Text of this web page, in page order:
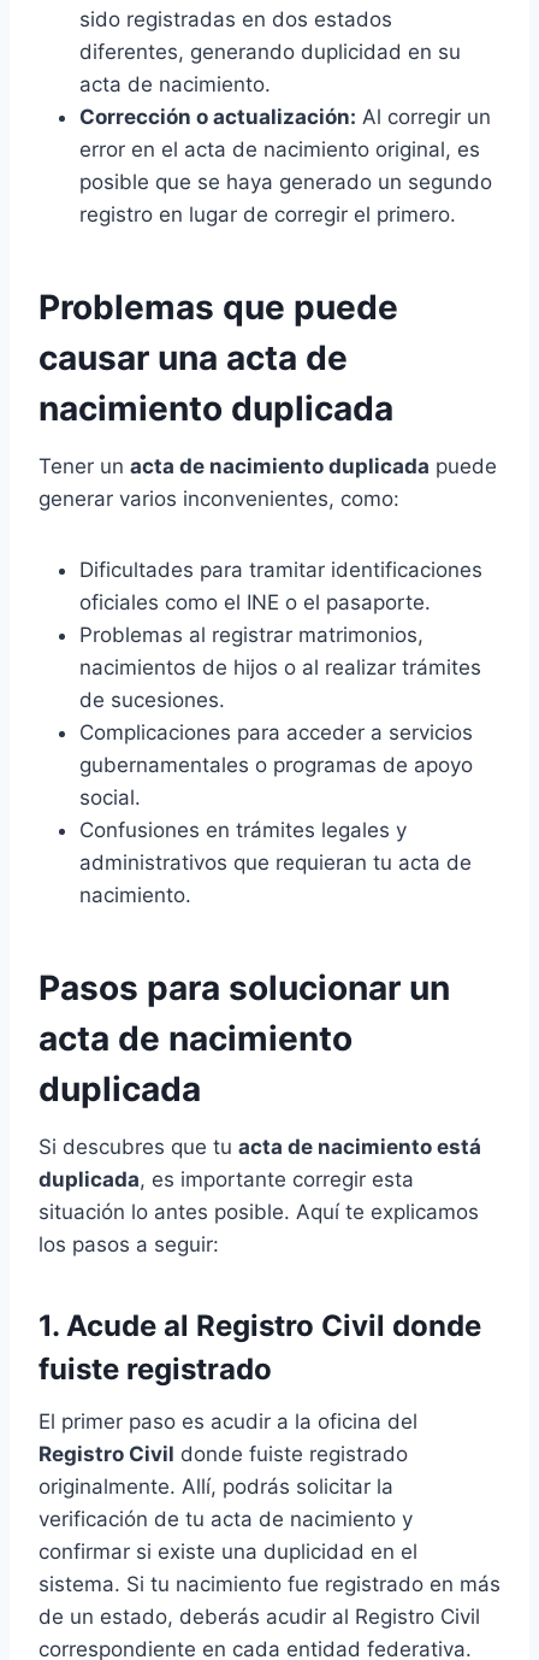
sido registradas en dos estados
diferentes, generando duplicidad en su
acta de nacimiento.
Corrección o actualización: Al corregir un
error en el acta de nacimiento original, es
posible que se haya generado un segundo
registro en lugar de corregir el primero.
Problemas que puede
causar una acta de
nacimiento duplicada
Tener un acta de nacimiento duplicada puede
generar varios inconvenientes, como:
Dificultades para tramitar identificaciones
oficiales como el INE o el pasaporte.
Problemas al registrar matrimonios,
nacimientos de hijos o al realizar trámites
de sucesiones.
Complicaciones para acceder a servicios
gubernamentales o programas de apoyo
social.
Confusiones en trámites legales y
administrativos que requieran tu acta de
nacimiento.
Pasos para solucionar un
acta de nacimiento
duplicada
Si descubres que tu acta de nacimiento está
duplicada, es importante corregir esta
situación lo antes posible. Aquí te explicamos
los pasos a seguir:
1. Acude al Registro Civil donde
fuiste registrado
El primer paso es acudir a la oficina del
Registro Civil donde fuiste registrado
originalmente. Allí, podrás solicitar la
verificación de tu acta de nacimiento y
confirmar si existe una duplicidad en el
sistema. Si tu nacimiento fue registrado en más
de un estado, deberás acudir al Registro Civil
correspondiente en cada entidad federativa.